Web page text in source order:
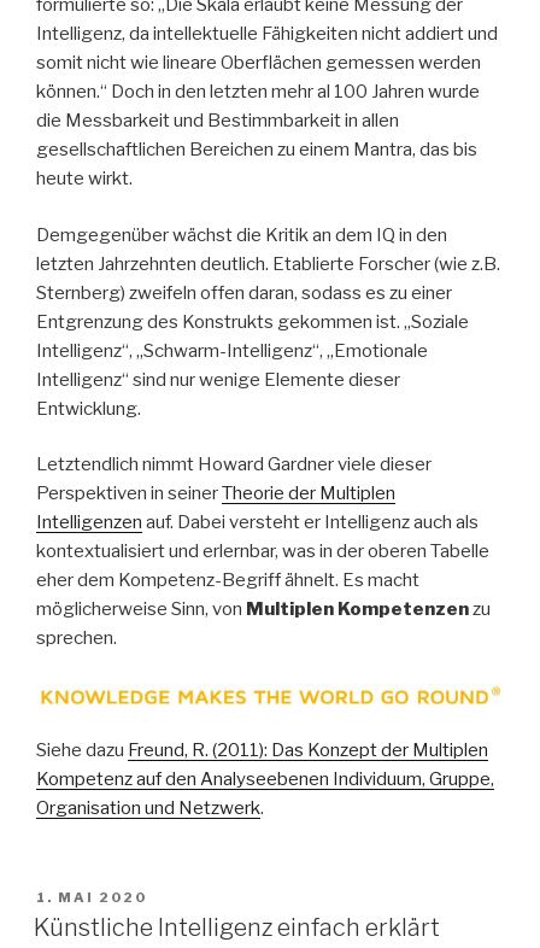
formulierte so: „Die Skala erlaubt keine Messung der
Intelligenz, da intellektuelle Fähigkeiten nicht addiert und
somit nicht wie lineare Oberflächen gemessen werden
können.“ Doch in den letzten mehr al 100 Jahren wurde
die Messbarkeit und Bestimmbarkeit in allen
gesellschaftlichen Bereichen zu einem Mantra, das bis
heute wirkt.
Demgegenüber wächst die Kritik an dem IQ in den
letzten Jahrzehnten deutlich. Etablierte Forscher (wie z.B.
Sternberg) zweifeln offen daran, sodass es zu einer
Entgrenzung des Konstrukts gekommen ist. „Soziale
Intelligenz“, „Schwarm-Intelligenz“, „Emotionale
Intelligenz“ sind nur wenige Elemente dieser
Entwicklung.
Letztendlich nimmt Howard Gardner viele dieser
Perspektiven in seinerTheorie der Multiplen
Intelligenzen auf. Dabei versteht er Intelligenz auch als
kontextualisiert und erlernbar, was in der oberen Tabelle
eher dem Kompetenz-Begriff ähnelt. Es macht
möglicherweise Sinn, von Multiplen Kompetenzenzu
sprechen.
Siehe dazu Freund, R. (2011): Das Konzept der Multiplen
Kompetenz auf den Analyseebenen Individuum, Gruppe,
Organisation und Netzwerk.
VERÖFFENTLICHT
AM
1. MAI 2020
Künstliche Intelligenz einfach erklärt